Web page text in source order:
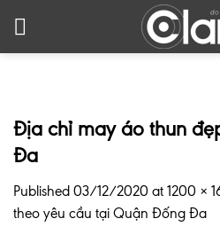
content
Địa chỉ may áo thun
Đa
Published 03/12/2020 at 1200 ×
theo yêu cầu tại Quận Đống Đa